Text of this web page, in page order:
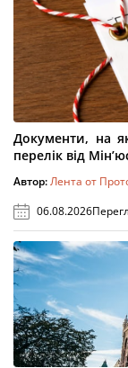
Документи, на
перелік від
Автор:Лента от
06.08.2026